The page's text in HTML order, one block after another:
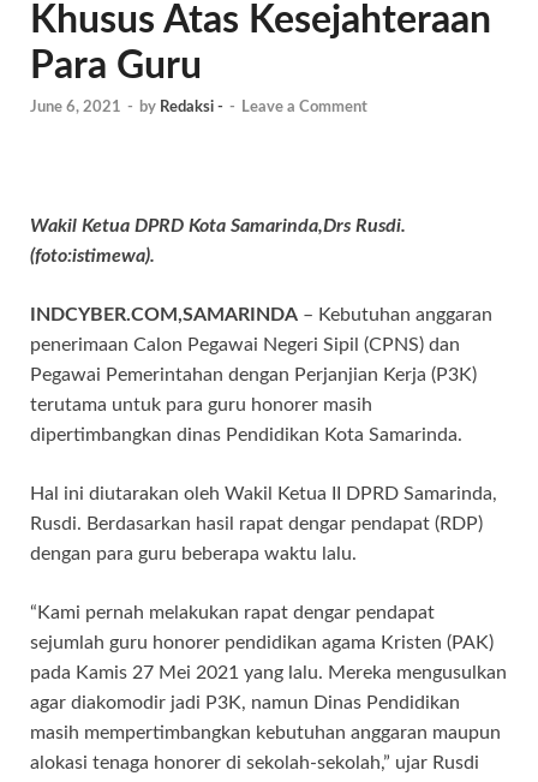
Khusus Atas Kesejahteraan
Para Guru
June 6, 2021 - by Redaksi - - Leave a Comment
Wakil Ketua DPRD Kota Samarinda,Drs Rusdi.
(foto:istimewa).
INDCYBER.COM,SAMARINDA – Kebutuhan anggaran
penerimaan Calon Pegawai Negeri Sipil (CPNS) dan
Pegawai Pemerintahan dengan Perjanjian Kerja (P3K)
terutama untuk para guru honorer masih
dipertimbangkan dinas Pendidikan Kota Samarinda.
Hal ini diutarakan oleh Wakil Ketua II DPRD Samarinda,
Rusdi. Berdasarkan hasil rapat dengar pendapat (RDP)
dengan para guru beberapa waktu lalu.
“Kami pernah melakukan rapat dengar pendapat
sejumlah guru honorer pendidikan agama Kristen (PAK)
pada Kamis 27 Mei 2021 yang lalu. Mereka mengusulkan
agar diakomodir jadi P3K, namun Dinas Pendidikan
masih mempertimbangkan kebutuhan anggaran maupun
alokasi tenaga honorer di sekolah-sekolah,” ujar Rusdi